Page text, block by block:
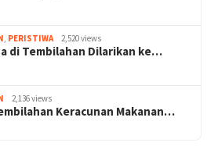
, PERISTIWA 2,520 views
di Tembilahan Dilarikan ke…
2,136 views
Keracunan Makanan…